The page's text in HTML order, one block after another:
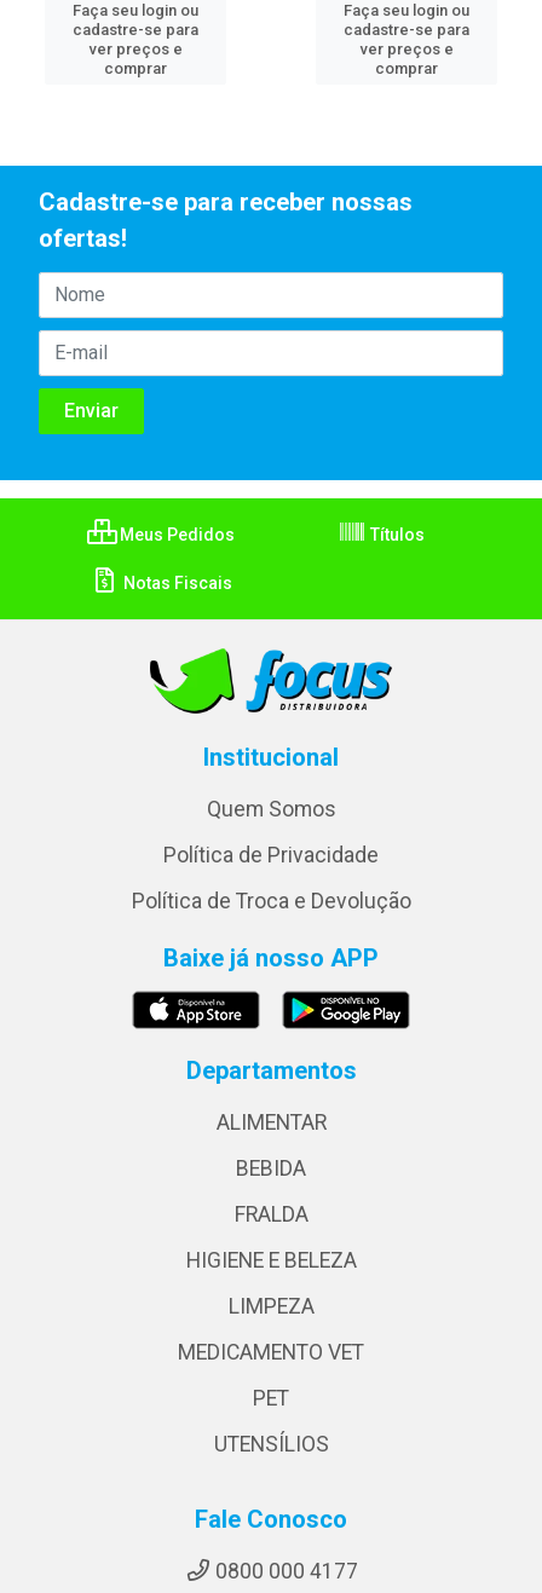
Faça seu login ou
cadastre-se para
ver preços e
comprar
Faça seu login ou
cadastre-se para
ver preços e
comprar
Cadastre-se para receber nossas
ofertas!
Meus Pedidos Títulos
Notas Fiscais
Institucional
Quem Somos
Política de Privacidade
Política de Troca e Devolução
Baixe já nosso APP
Departamentos
ALIMENTAR
BEBIDA
FRALDA
HIGIENE E BELEZA
LIMPEZA
MEDICAMENTO VET
PET
UTENSÍLIOS
Fale Conosco
0800 000 4177